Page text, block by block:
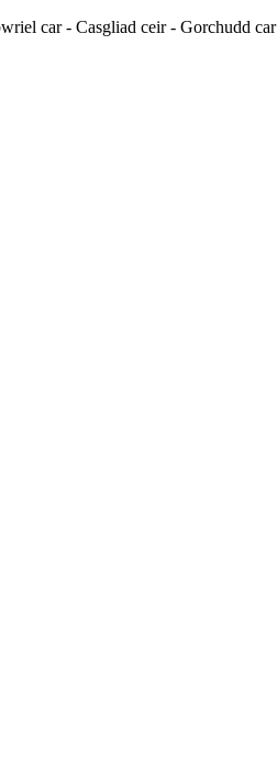
car - Casgliad ceir - Gorchudd car